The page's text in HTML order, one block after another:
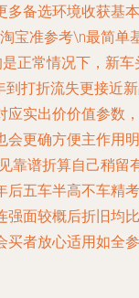
多备选环境收获基本
宝准参考\n最简单
正常情况下，新车
到打折流失更接近
应实出价价值参数，
会更确方便主作用明
靠谱折算自己稍留
后五车半高不车精考
强面较概后折旧均比
买者放心适用如全